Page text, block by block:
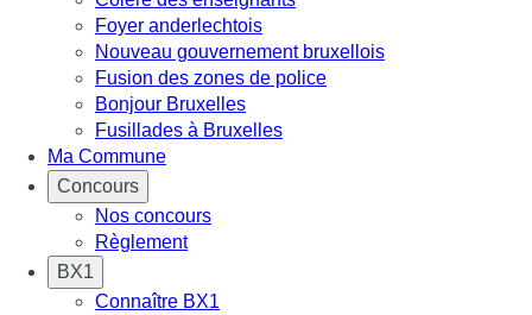
Foyer anderlechtois
Nouveau gouvernement bruxellois
Fusion des zones de police
Bonjour Bruxelles
Fusillades à Bruxelles
Ma Commune
Concours
Nos concours
Règlement
BX1
Connaître BX1